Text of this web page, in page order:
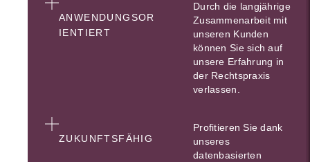
ANWENDUNGSOR
IENTIERT
Durch die langjährige
Zusammenarbeit mit
unseren Kunden
können Sie sich auf
unsere Erfahrung in
der Rechtspraxis
verlassen.
ZUKUNFTSFÄHIG
Profitieren Sie dank
unseres
datenbasierten